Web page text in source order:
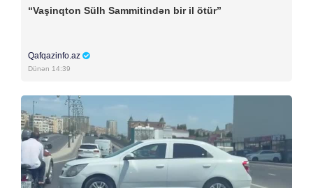
“Vaşinqton Sülh Sammitindən bir il ötür”
Qafqazinfo.az
Dünən 14:39